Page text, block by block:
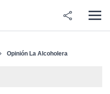
Opinión La Alcoholera